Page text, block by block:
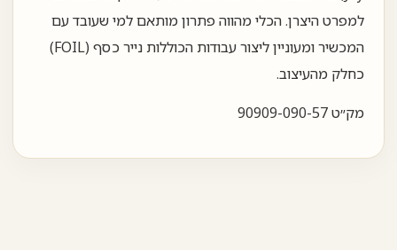
למפרט היצרן. הכלי מהווה פתרון מותאם למי שעובד עם
המכשיר ומעוניין ליצור עבודות הכוללות נייר כסף (FOIL)
כחלק מהעיצוב.
מק״ט 90909-090-57